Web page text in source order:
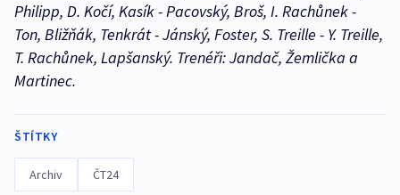
Philipp, D. Kočí, Kasík - Pacovský, Broš, I. Rachůnek -
Ton, Bližňák, Tenkrát - Jánský, Foster, S. Treille - Y. Treille,
T. Rachůnek, Lapšanský. Trenéři: Jandač, Žemlička a
Martinec.
ŠTÍTKY
Archiv ČT24